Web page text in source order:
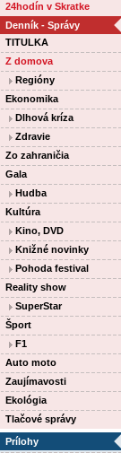
24hodín v Skratke
Denník - Správy
TITULKA
Z domova
Regióny
Ekonomika
Dlhová kríza
Zdravie
Zo zahraničia
Gala
Hudba
Kultúra
Kino, DVD
Knižné novinky
Pohoda festival
Reality show
SuperStar
Šport
F1
Auto moto
Zaujímavosti
Ekológia
Tlačové správy
Prílohy